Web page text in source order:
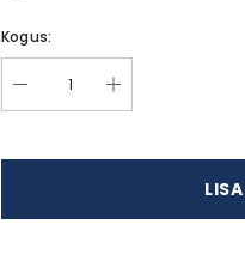
Kogus: